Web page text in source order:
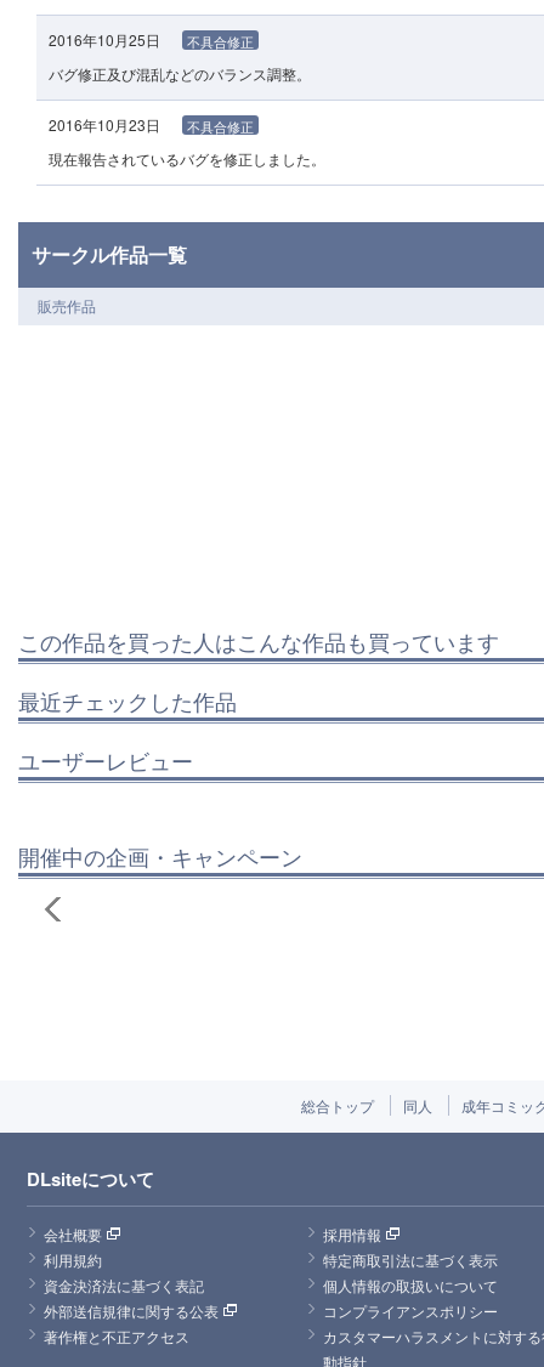
2016年10月25日 不具合修正
バグ修正及び混乱などのバランス調整。
2016年10月23日 不具合修正
現在報告されているバグを修正しました。
サークル作品一覧
販売作品
この作品を買った人はこんな作品も買っています
最近チェックした作品
ユーザーレビュー
開催中の企画・キャンペーン
総合トップ 同人 成年コミッ
DLsiteについて
会社概要
採用情報
利用規約
特定商取引法に基づく表示
資金決済法に基づく表記
個人情報の取扱いについて
外部送信規律に関する公表
コンプライアンスポリシー
著作権と不正アクセス
カスタマーハラスメントに対す
動指針